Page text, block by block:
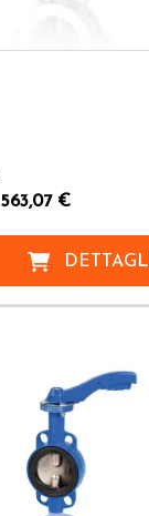
563,07 €
DETTAGLI